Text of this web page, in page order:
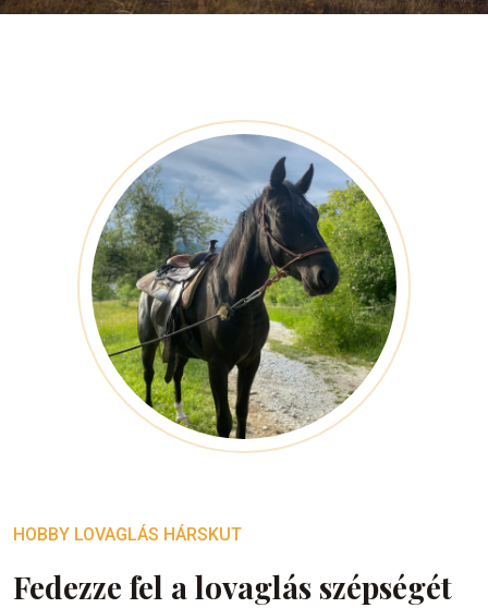
HOBBY LOVAGLÁS HÁRSKUT
Fedezze fel a lovaglás szépségét